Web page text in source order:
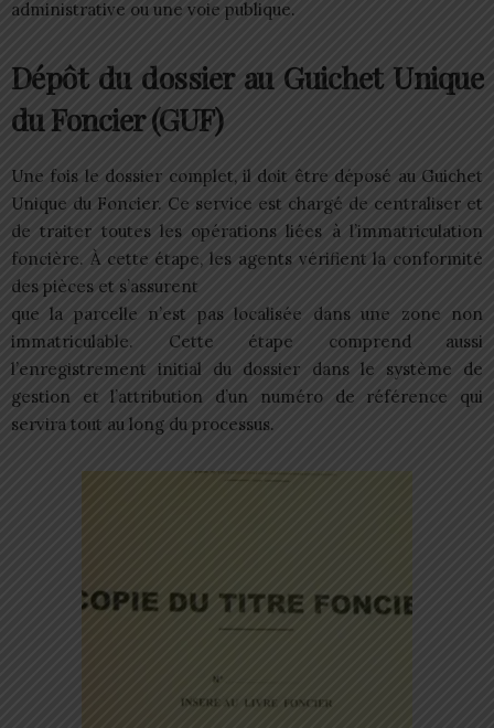
administrative ou une voie publique.
Dépôt du dossier au Guichet Unique
du Foncier (GUF)
Une fois le dossier complet, il doit être déposé au Guichet
Unique du Foncier. Ce service est chargé de centraliser et
de traiter toutes les opérations liées à l’immatriculation
foncière. À cette étape, les agents vérifient la conformité
des pièces et s’assurent
que la parcelle n’est pas localisée dans une zone non
immatriculable. Cette étape comprend aussi
l’enregistrement initial du dossier dans le système de
gestion et l’attribution d’un numéro de référence qui
servira tout au long du processus.